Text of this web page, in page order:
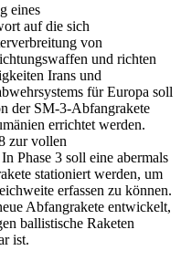
eines
auf die sich
von
und richten
Irans und
für Europa soll
der SM-3-Abfangrakete
errichtet werden.
zur vollen
Phase 3 soll eine abermals
stationiert werden, um
erfassen zu können.
Abfangrakete entwickelt,
ballistische Raketen
ist.